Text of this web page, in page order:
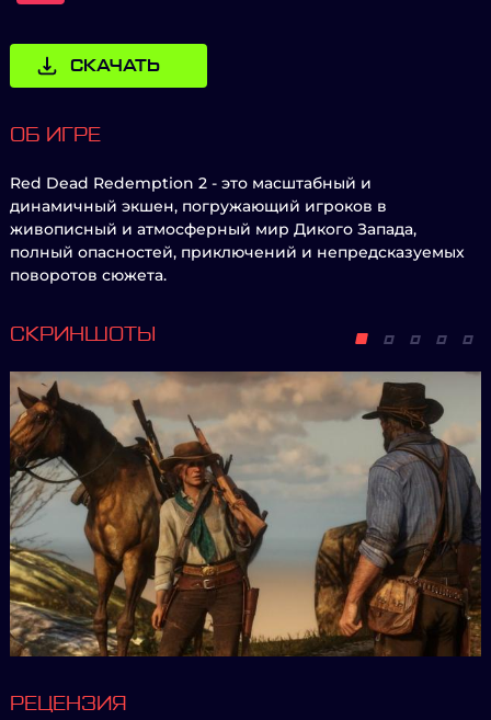
СКАЧАТЬ
ОБ ИГРЕ
Red Dead Redemption 2 - это масштабный и
динамичный экшен, погружающий игроков в
живописный и атмосферный мир Дикого Запада,
полный опасностей, приключений и непредсказуемых
поворотов сюжета.
СКРИНШОТЫ
РЕЦЕНЗИЯ